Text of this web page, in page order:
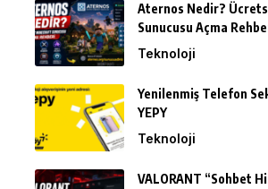
Aternos Nedir?
Sunucusu Açma
Teknoloji
Yenilenmiş Telefon
YEPY
Teknoloji
VALORANT “Sohbet